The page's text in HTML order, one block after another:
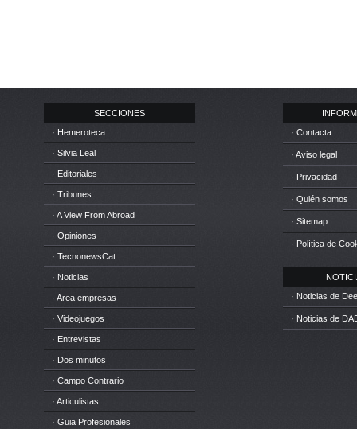
SECCIONES
· Hemeroteca
· Silvia Leal
· Editoriales
· Tribunes
· A View From Abroad
· Opiniones
· TecnonewsCat
· Noticias
· Area empresas
· Videojuegos
· Entrevistas
· Dos minutos
· Campo Contrario
· Articulistas
· Guia Profesionales
· Contacta
· Aviso legal
· Privacidad
· Quién somos
· Sitemap
· Política de
· Noticias de
· Noticias de